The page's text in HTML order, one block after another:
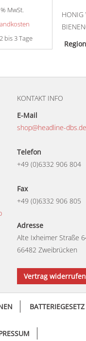
MwSt.
2 bis 3 Tage
HONIG
KONTAKT INFO
E-Mail
shop@headline-dbs.de
Telefon
+49 (0)6332 906 804
Fax
+49 (0)6332 906 805
Adresse
Alte Ixheimer Straße
66482 Zweibrücken
Vertrag widerrufen
BATTERIEGESETZ